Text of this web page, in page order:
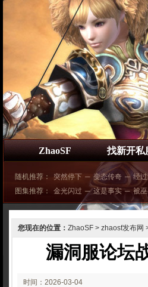
ZhaoSF 找新开私
随机推荐： 突然停下 ─ 变态传奇 ─ 经
图集推荐：
金光闪过 ─ 这是事实 ─ 被
您现在的位置： ZhaoSF > zhaosf发布网
漏洞服论坛
时间：2026-03-04